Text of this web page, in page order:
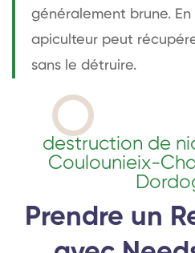
généralement brune.
apiculteur peut
sans le détruire.
destruction de
Coulounieix-
Prendre un